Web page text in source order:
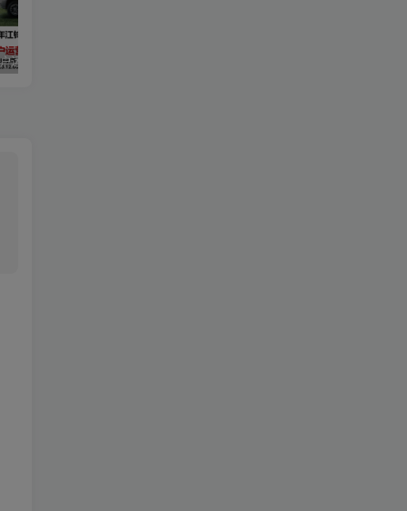
运营规划方案